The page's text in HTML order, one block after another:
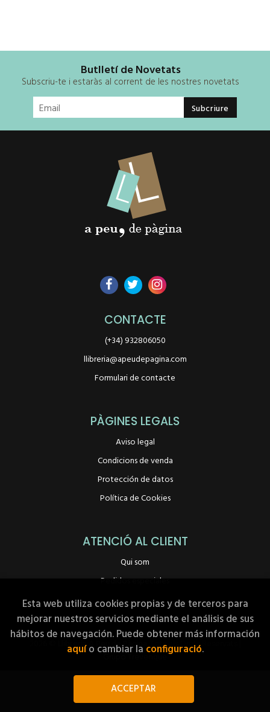
Butlletí de Novetats
Subscriu-te i estaràs al corrent de les nostres novetats
CONTACTE
(+34) 932806050
llibreria@apeudepagina.com
Formulari de contacte
PÀGINES LEGALS
Aviso legal
Condicions de venda
Protección de datos
Política de Cookies
ATENCIÓ AL CLIENT
Qui som
Pedidos especiales
Llibreria A Peu de Pàgina . Tots els Drets Reservats |
Esta web utiliza cookies propias y de terceros para
mejorar nuestros servicios mediante el análisis de sus
hábitos de navegación. Puede obtener más información
aquío cambiar la configuració.
ACCEPTAR